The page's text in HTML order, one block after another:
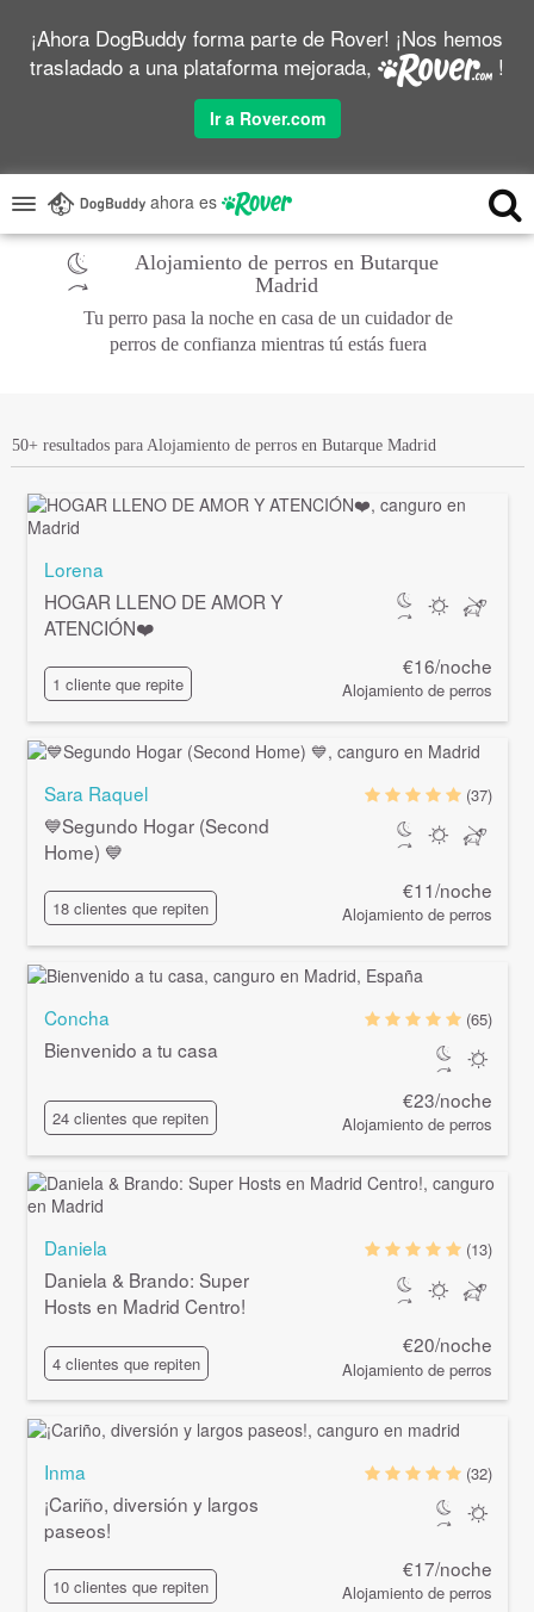
¡Ahora DogBuddy forma parte de Rover! ¡Nos hemos
trasladado a una plataforma mejorada,
!
Ir a Rover.com
ahora es
Alojamiento de perros en Butarque
Madrid
Tu perro pasa la noche en casa de un cuidador de
perros de confianza mientras tú estás fuera
50+ resultados para Alojamiento de perros en Butarque Madrid
Lorena
HOGAR LLENO DE AMOR Y
ATENCIÓN❤️
1 cliente que repite
€16/noche
Alojamiento de perros
Sara Raquel
💙Segundo Hogar (Second
Home) 💙
18 clientes que repiten
(37)
€11/noche
Alojamiento de perros
Concha
Bienvenido a tu casa
24 clientes que repiten
(65)
€23/noche
Alojamiento de perros
Daniela
Daniela & Brando: Super
Hosts en Madrid Centro!
4 clientes que repiten
(13)
€20/noche
Alojamiento de perros
Inma
¡Cariño, diversión y largos
paseos!
10 clientes que repiten
(32)
€17/noche
Alojamiento de perros